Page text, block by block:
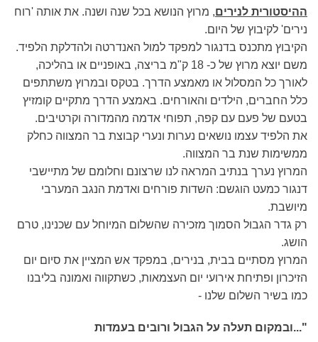
ההיסטורית לנירים, מרוץ הנושא בכל שנה ושנה. את אותה 'רוח
נירים' לקיבוץ של היום.
הקיבוץ מתכנס בדנגור למפקד למול האנדרטה ולהדלקת הלפיד.
משם יוצא מרוץ של כ- 18 ק"מ בריצה, באופניים או בהליכה,
לאורך כל המסלול או מאמצע הדרך. בטקס ובמרוץ משתתפים
כלל החברים, הילדים והאורחים. באמצע הדרך מתקיים קומזיץ
בטעם של פעם עם קפה, תפוחי אדמה מהמדורה וקרטיבים.
את הלפיד עצמו נושאים נערות ונערי קבוצת בר המצווה כחלק
ממשימות שנת בר המצווה.
המרוץ נערך בנתיב המראה לנו שרצונם וחלומם של מתיישבי
דנגור כמעט הוגשם: השדות פורחים ואדמת הנגב המערבי
מיושבת.
רק גדר הגבול הסמוך מזכירה שהשלום המיוחל עם שכנינו, טרם
הושג.
המרוץ מסתיים בבית, בנירים, במפקד אש המציין את סיום יום
הזיכרון ופתיחת אירועי יום העצמאות, כשתקווה ואמונה בליבנו
כמו בשיר השלום שלנו -
"...ובמקום תעלה על הגבול ורובים בעמדות